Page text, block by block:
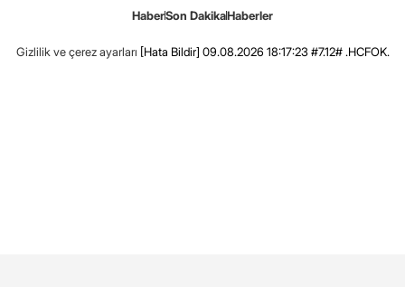
HaberSon DakikaHaberler
Gizlilik ve çerez ayarları [Hata Bildir] 09.08.2026 18:17:23 #7.12# .HCFOK.